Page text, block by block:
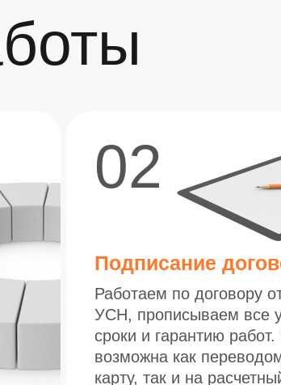
Работаем по договору
УСН, прописываем все
сроки и гарантию
возможна как
карту, так и на
Подписание
02